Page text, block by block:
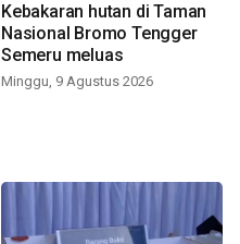
Kebakaran hutan di Taman
Nasional Bromo Tengger
Semeru meluas
Minggu, 9 Agustus 2026